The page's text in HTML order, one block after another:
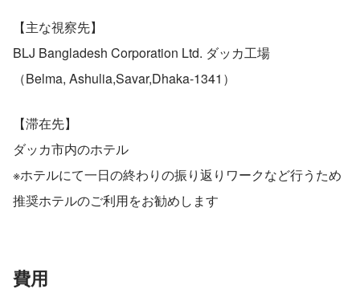
【主な視察先】
BLJ Bangladesh Corporation Ltd. ダッカ工場
（Belma, Ashulia,Savar,Dhaka-1341）
【滞在先】
ダッカ市内のホテル
※ホテルにて一日の終わりの振り返りワークなど行うため
推奨ホテルのご利用をお勧めします
費用